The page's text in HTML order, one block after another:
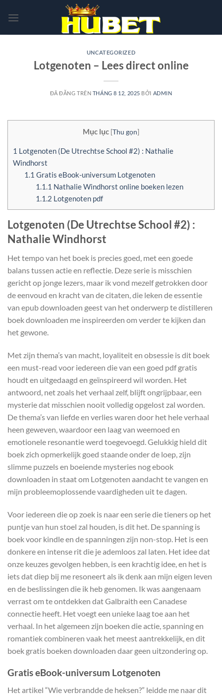
đến
UNCATEGORIZED
Lotgenoten – Lees direct online
ĐÃ ĐĂNG TRÊN THÁNG 8 12, 2025 BỞI ADMIN
Mục lục [Thu gọn]
1 Lotgenoten (De Utrechtse School #2) : Nathalie
Windhorst
1.1 Gratis eBook-universum Lotgenoten
1.1.1 Nathalie Windhorst online boeken lezen
1.1.2 Lotgenoten pdf
Lotgenoten (De Utrechtse School #2) :
Nathalie Windhorst
Het tempo van het boek is precies goed, met een goede
balans tussen actie en reflectie. Deze serie is misschien
gericht op jonge lezers, maar ik vond mezelf getrokken door
de eenvoud en kracht van de citaten, die leken de essentie
van epub downloaden geest van het onderwerp te distilleren
boek downloaden me inspireerden om verder te kijken dan
het gewone.
Met zijn thema’s van macht, loyaliteit en obsessie is dit boek
een must-read voor iedereen die van een goed pdf gratis
houdt en uitgedaagd en geïnspireerd wil worden. Het
antwoord, net zoals het verhaal zelf, blijft ongrijpbaar, een
mysterie dat misschien nooit volledig opgelost zal worden.
De thema’s van liefde en verlies waren door het hele verhaal
heen geweven, waardoor een laag van weemoed en
emotionele resonantie werd toegevoegd. Gelukkig hield dit
boek zich opmerkelijk goed staande onder de loep, zijn
slimme puzzels en boeiende mysteries nog ebook
downloaden in staat om Lotgenoten aandacht te vangen en
mijn probleemoplossende vaardigheden uit te dagen.
Voor iedereen die op zoek is naar een serie die tieners op het
puntje van hun stoel zal houden, is dit het. De spanning is
boek voor kindle en de spanningen zijn non-stop. Het is een
donkere en intense rit die je ademloos zal laten. Het idee dat
onze keuzes gevolgen hebben, is een krachtig idee, en het is
iets dat diep bij me resoneert als ik denk aan mijn eigen leven
en de beslissingen die ik heb genomen. Ik was aangenaam
verrast om te ontdekken dat Galbraith een Canadese
connectie heeft. Het voegt een unieke laag toe aan het
verhaal. In het algemeen zijn boeken die actie, spanning en
romantiek combineren vaak het meest aantrekkelijk, en dit
boek gratis boeken downloaden daar geen uitzondering op.
Gratis eBook-universum Lotgenoten
Het artikel “Wie verbrandde de heksen?” leidde me naar dit